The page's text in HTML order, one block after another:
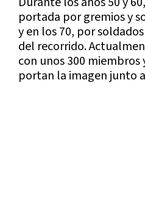
portada por gremios y
y en los 70, por
del recorrido.
con unos 300 miembros
portan la imagen junto